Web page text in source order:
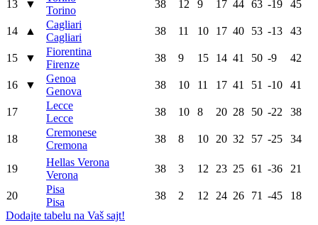
13 ▼
Torino
38 12 9 17 44 63 -19 45
14 ▲
Cagliari
Cagliari
38 11 10 17 40 53 -13 43
15 ▼
Fiorentina
Firenze
38 9 15 14 41 50 -9 42
16 ▼
Genoa
Genova
38 10 11 17 41 51 -10 41
17
Lecce
Lecce
38 10 8 20 28 50 -22 38
18
Cremonese
Cremona
38 8 10 20 32 57 -25 34
19
Hellas Verona
Verona
38 3 12 23 25 61 -36 21
20
Pisa
Pisa
38 2 12 24 26 71 -45
18
Dodajte tabelu na Vaš sajt!